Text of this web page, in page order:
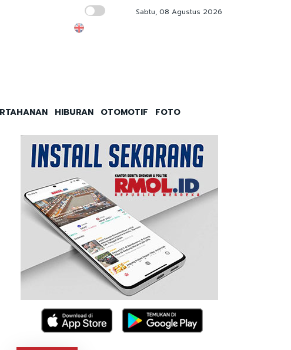
Elite PBNU Sibuk Urus Tambang, Gagal
Sabtu, 08 Agustus 2026
HIBURAN OTOMOTIF FOTO